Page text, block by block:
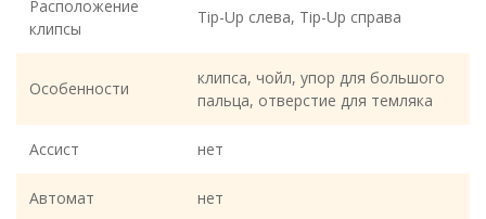
Расположение
клипсы
Tip-Up слева, Tip-Up справа
Особенности
клипса, чойл, упор для большого
пальца, отверстие для темляка
Ассист нет
Автомат нет